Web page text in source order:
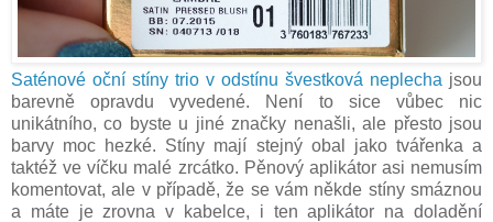
Saténové oční stíny trio v odstínu švestková neplecha jsou
barevně opravdu vyvedené. Není to sice vůbec nic
unikátního, co byste u jiné značky nenašli, ale přesto jsou
barvy moc hezké. Stíny mají stejný obal jako tvářenka a
taktéž ve víčku malé zrcátko. Pěnový aplikátor asi nemusím
komentovat, ale v případě, že se vám někde stíny smáznou
a máte je zrovna v kabelce, i ten aplikátor na doladění